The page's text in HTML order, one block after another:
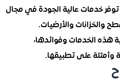
عالية الجودة في مجال
والأرضيات.
وفوائدها،
على تطبيقها.